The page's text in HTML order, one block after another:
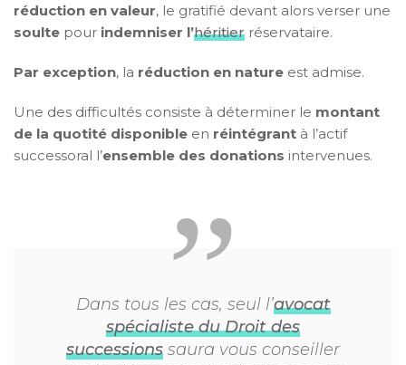
réduction en valeur, le gratifié devant alors verser une
soulte pour indemniser l’héritier réservataire.
Par exception, la réduction en nature est admise.
Une des difficultés consiste à déterminer le montant
de la quotité disponible en réintégrant à l’actif
successoral l’ensemble des donations intervenues.
Dans tous les cas, seul l’avocat
spécialiste du Droit des
successions saura vous conseiller